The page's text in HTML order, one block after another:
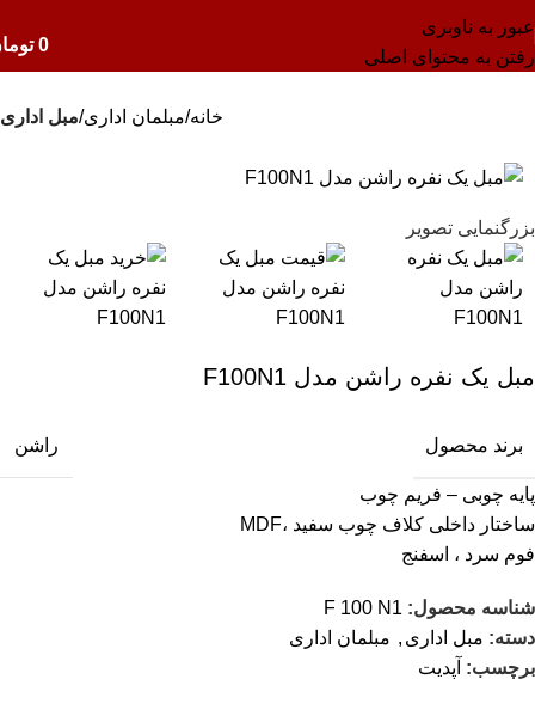
عبور به ناوبری
رفتن به محتوای اصلی
0
خانه مبلمان اداری مبل اداری
بزرگنمایی تصویر
مبل یک نفره راشن مدل F100N1
برند محصول راشن
پایه چوبی – فریم چوب
ساختار داخلی کلاف چوب سفید ،MDF
فوم سرد ، اسفنج
شناسه محصول: F 100 N1
دسته: مبل اداری , مبلمان اداری
برچسب: آپدیت